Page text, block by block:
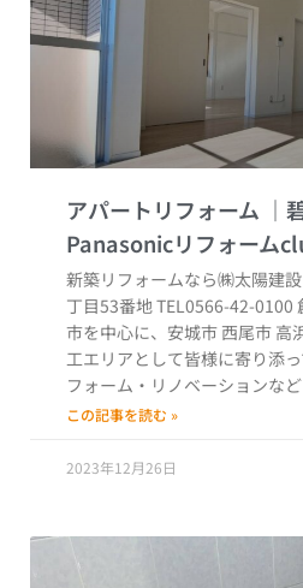
アパートリフォーム
新築リフォームなら㈱太陽建
丁目53番地 TEL0566-42-0100
市を中心に、安城市 西尾市 高
工エリアとして皆様に寄り添
フォーム・リノベーションなど
この記事を読む »
2023年12月26日